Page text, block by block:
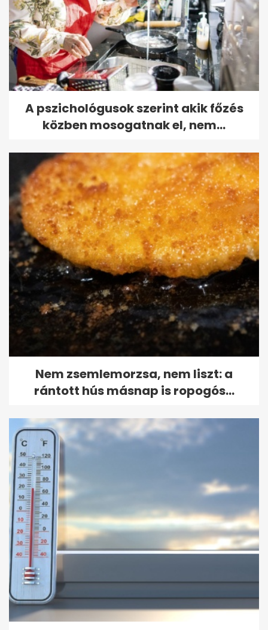
A pszichológusok szerint akik főzés
közben mosogatnak el, nem...
Nem zsemlemorzsa, nem liszt: a
rántott hús másnap is ropogós...